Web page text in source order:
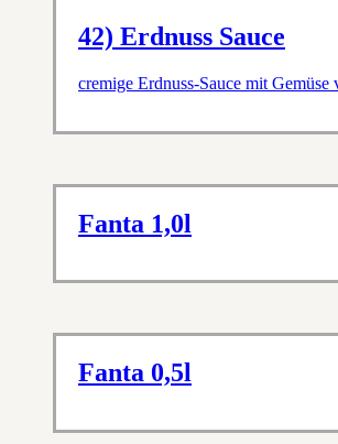
42) Erdnuss Sauce
cremige Erdnuss-Sauce mit
Fanta 1,0l
Fanta 0,5l